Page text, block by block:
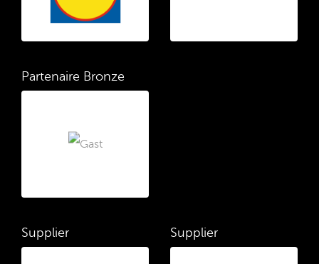
Partenaire Bronze
Supplier Supplier